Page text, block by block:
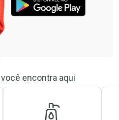
encontra aqui